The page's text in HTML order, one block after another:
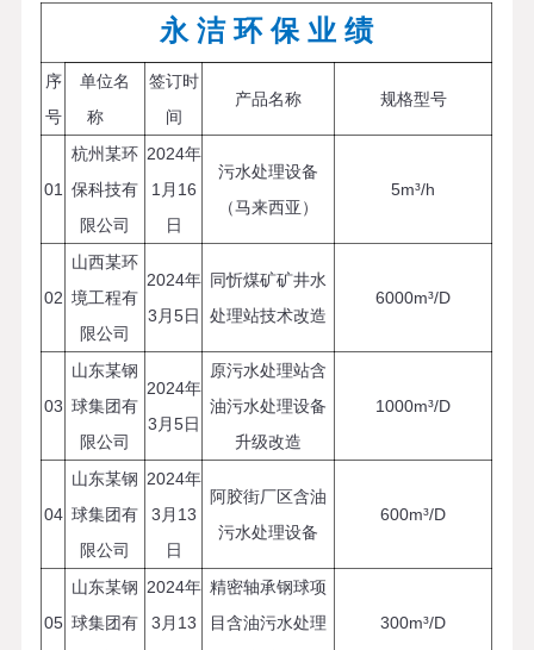
永 洁 环 保 业 绩
序
号
单位名
称
签订时
间
产品名称 规格型号
01
杭州某环
保科技有
限公司
2024年
1月16
日
污水处理设备
（马来西亚）
5m³/h
02
山西某环
境工程有
限公司
2024年
3月5日
同忻煤矿矿井水
处理站技术改造
6000m³/D
03
山东某钢
球集团有
限公司
2024年
3月5日
原污水处理站含
油污水处理设备
升级改造
1000m³/D
04
山东某钢
球集团有
限公司
2024年
3月13
日
阿胶街厂区含油
污水处理设备
600m³/D
05
山东某钢
球集团有
2024年
3月13
精密轴承钢球项
目含油污水处理
300m³/D